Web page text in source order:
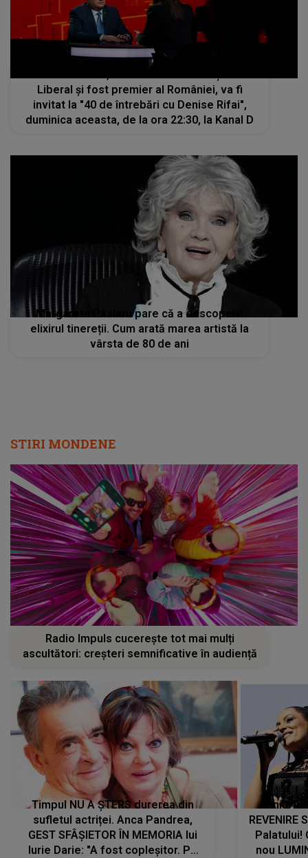
Liberal și fost premier al României, va fi
invitat la "40 de întrebări cu Denise Rifai",
duminica aceasta, de la ora 22:30, la Kanal D
Margareta Pâslaru pare că a descoperit
elixirul tinereții. Cum arată marea artistă la
vârsta de 80 de ani
STIRI MONDENE
Radio Impuls cucerește tot mai mulți
ascultători: creșteri semnificative în audiență
Timpul NU A ȘTERS durerea din
sufletul actriței. Anca Pandrea,
GEST SFÂȘIETOR ÎN MEMORIA lui
Iurie Darie: "A fost copleșitor. Pe
Tania
REVENIRE
Palatului!
nou